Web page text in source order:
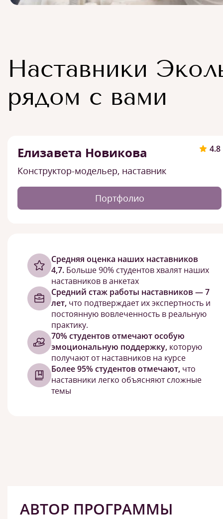
Наставники
рядом с вами
4.8
Елизавета Новикова
Конструктор-модельер, наставник
Портфолио
Cредняя оценка наших наставников
4,7. Больше 90% студентов хвалят наших
наставников в анкетах
Средний стаж работы наставников — 7
лет, что подтверждает их экспертность и
постоянную вовлеченность в реальную
практику.
70% студентов отмечают особую
эмоциональную поддержку, которую
получают от наставников на курсе
Более 95% студентов отмечают, что
наставники легко объясняют сложные
темы
АВТОР ПРОГРАММЫ